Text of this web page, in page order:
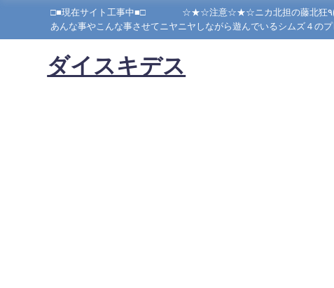
□■現在サイト工事中■□ ☆★☆注意☆★☆ニカ北担の藤北狂٩(๑•̀ω•́๑)۶当方かなり腐っております！！ご注意ください！！妄想とシムズが大好きな私が、シムズ４でキスマイを作り、シムズの世界で
ダイスキデス